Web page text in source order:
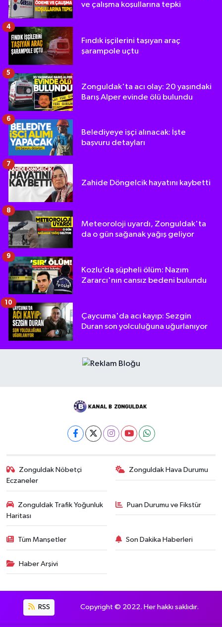
ve çalışma koşullarına tepki
Fındık işçilerini taşıyan araç
şarampole uçtu
4
Zonguldak'ta acı olay: 20 yaşındaki
Barış Alper evinde ölü bulundu
5
Belediyeye işçi alınacak: İşte
başvuru detayları
6
Zahide Döngelcik hayatını kaybetti
7
Meteoroloji uyardı, Zonguldak'ta
da o gün sağanak yağış geliyor
8
Kozlu’da şüpheli ölüm: Nazım
Zararcı'nın cansız bedeni bulundu
9
Çaycuma'da acı kayıp: Sezgin
Duran son yolculuğuna uğurlanıyor
10
Zonguldak Nöbetçi
Eczaneler
Zonguldak Hava Durumu
Zonguldak Trafik Yoğunluk
Haritası
Puan Durumu ve Fikstür
Tüm Manşetler Son Dakika Haberleri
Haber Arşivi
RSS Copyright © 2022. Her hakkı saklıdır.